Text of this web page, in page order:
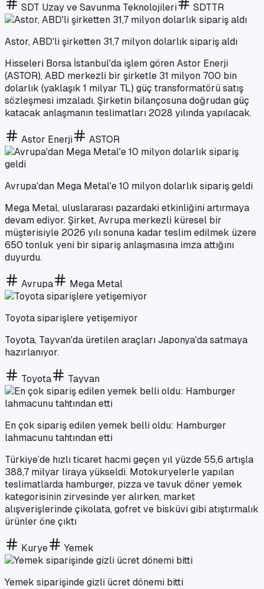
SDT Uzay ve Savunma Teknolojileri SDTTR
Astor, ABD'li şirketten 31,7 milyon dolarlık sipariş aldı
Hisseleri Borsa İstanbul'da işlem gören Astor Enerji
(ASTOR), ABD merkezli bir şirketle 31 milyon 700 bin
dolarlık (yaklaşık 1 milyar TL) güç transformatörü satış
sözleşmesi imzaladı. Şirketin bilançosuna doğrudan güç
katacak anlaşmanın teslimatları 2028 yılında yapılacak.
Astor Enerji ASTOR
Avrupa'dan Mega Metal'e 10 milyon dolarlık sipariş geldi
Mega Metal, uluslararası pazardaki etkinliğini artırmaya
devam ediyor. Şirket, Avrupa merkezli küresel bir
müşterisiyle 2026 yılı sonuna kadar teslim edilmek üzere
650 tonluk yeni bir sipariş anlaşmasına imza attığını
duyurdu.
Avrupa Mega Metal
Toyota siparişlere yetişemiyor
Toyota, Tayvan'da üretilen araçları Japonya'da satmaya
hazırlanıyor.
Toyota Tayvan
En çok sipariş edilen yemek belli oldu: Hamburger
lahmacunu tahtından etti
Türkiye’de hızlı ticaret hacmi geçen yıl yüzde 55,6 artışla
388,7 milyar liraya yükseldi. Motokuryelerle yapılan
teslimatlarda hamburger, pizza ve tavuk döner yemek
kategorisinin zirvesinde yer alırken, market
alışverişlerinde çikolata, gofret ve bisküvi gibi atıştırmalık
ürünler öne çıktı
Kurye Yemek
Yemek siparişinde gizli ücret dönemi bitti